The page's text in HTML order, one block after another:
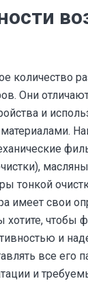
количество
Они
и
тонкой
имеет свои
чтобы
и
все его
и